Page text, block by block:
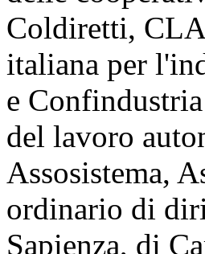
Coldiretti,
italiana per
e
del lavoro
Assosistema,
ordinario di
Sapienza, di